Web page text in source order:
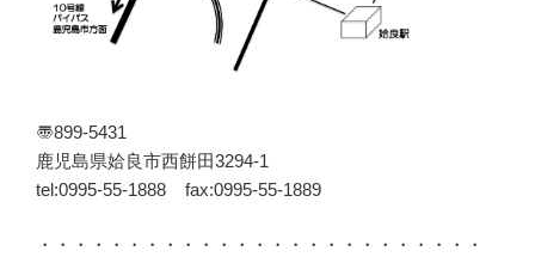
〠899-5431
鹿児島県姶良市西餅田3294-1
tel:0995-55-1888 fax:0995-55-1889
・・・・・・・・・・・・・・・・・・・・・・・・・